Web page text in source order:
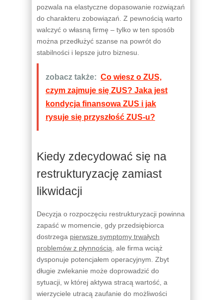
pozwala na elastyczne dopasowanie rozwiązań
do charakteru zobowiązań. Z pewnością warto
walczyć o własną firmę – tylko w ten sposób
można przedłużyć szanse na powrót do
stabilności i lepsze jutro biznesu.
zobacz także: Co wiesz o ZUS,
czym zajmuje się ZUS? Jaka jest
kondycja finansowa ZUS i jak
rysuje się przyszłość ZUS-u?
Kiedy zdecydować się na
restrukturyzację zamiast
likwidacji
Decyzja o rozpoczęciu restrukturyzacji powinna
zapaść w momencie, gdy przedsiębiorca
dostrzega pierwsze symptomy trwałych
problemów z płynnością , ale firma wciąż
dysponuje potencjałem operacyjnym. Zbyt
długie zwlekanie może doprowadzić do
sytuacji, w której aktywa stracą wartość, a
wierzyciele utracą zaufanie do możliwości